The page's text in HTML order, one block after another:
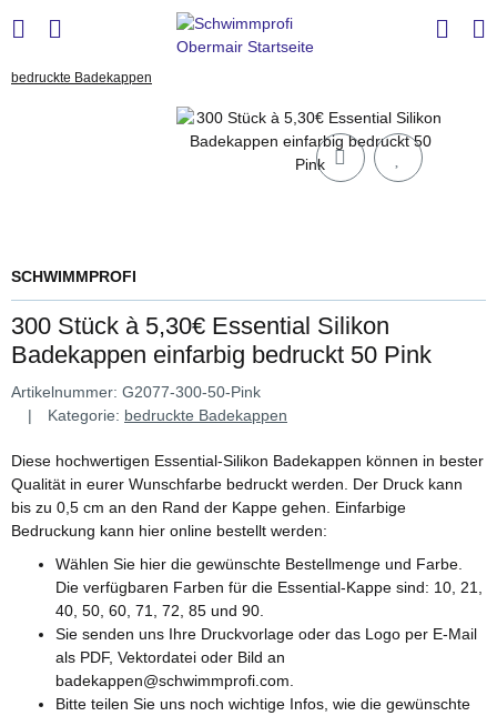
bedruckte Badekappen
SCHWIMMPROFI
300 Stück à 5,30€ Essential Silikon
Badekappen einfarbig bedruckt 50 Pink
Artikelnummer: G2077-300-50-Pink
Kategorie: bedruckte Badekappen
Diese hochwertigen Essential-Silikon Badekappen können in bester
Qualität in eurer Wunschfarbe bedruckt werden. Der Druck kann
bis zu 0,5 cm an den Rand der Kappe gehen. Einfarbige
Bedruckung kann hier online bestellt werden:
Wählen Sie hier die gewünschte Bestellmenge und Farbe.
Die verfügbaren Farben für die Essential-Kappe sind: 10, 21,
40, 50, 60, 71, 72, 85 und 90.
Sie senden uns Ihre Druckvorlage oder das Logo per E-Mail
als PDF, Vektordatei oder Bild an
badekappen@schwimmprofi.com.
Bitte teilen Sie uns noch wichtige Infos, wie die gewünschte